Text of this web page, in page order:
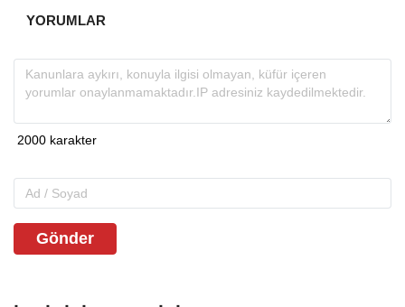
YORUMLAR
Gönder